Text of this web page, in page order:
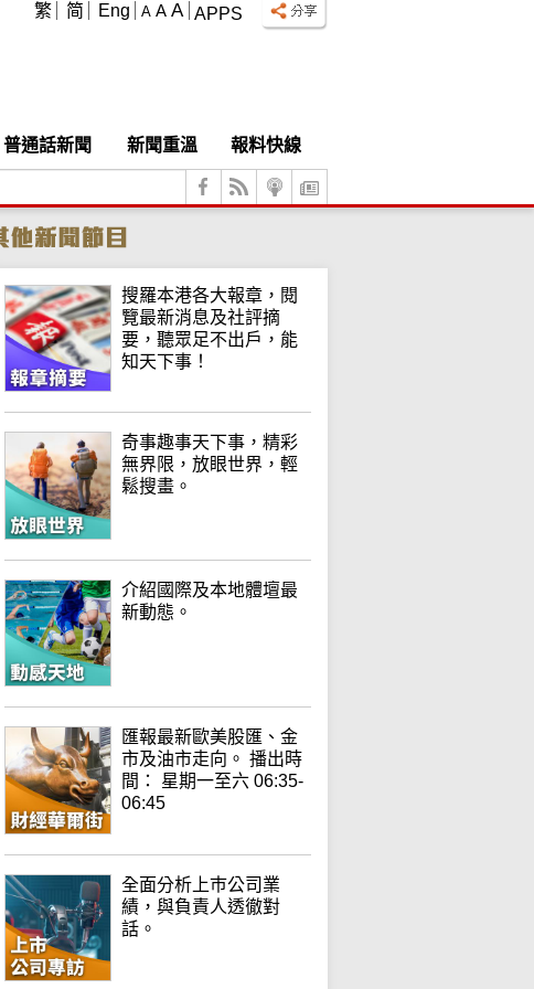
APPS
A A A
繁 简 Eng
普通話新聞 新聞重溫
報料快線
搜羅本港各大報章，閱
覽最新消息及社評摘
要，聽眾足不出戶，能
知天下事！
奇事趣事天下事，精彩
無界限，放眼世界，輕
鬆搜畫。
介紹國際及本地體壇最
新動態。
匯報最新歐美股匯、金
市及油市走向。 播出時
間： 星期一至六 06:35-
06:45
全面分析上巿公司業
績，與負責人透徹對
話。